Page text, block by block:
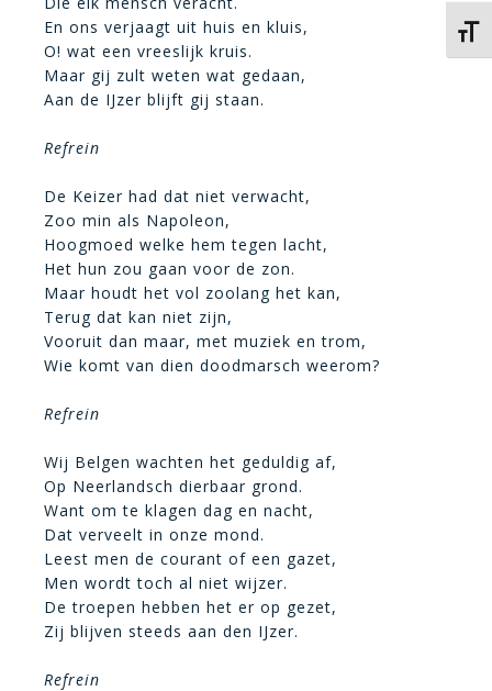
En ons verjaagt uit huis en kluis,
O! wat een vreeslijk kruis.
Maar gij zult weten wat gedaan,
Aan de IJzer blijft gij staan.
Refrein
De Keizer had dat niet verwacht,
Zoo min als Napoleon,
Hoogmoed welke hem tegen lacht,
Het hun zou gaan voor de zon.
Maar houdt het vol zoolang het kan,
Terug dat kan niet zijn,
Vooruit dan maar, met muziek en trom,
Wie komt van dien doodmarsch weerom?
Refrein
Wij Belgen wachten het geduldig af,
Op Neerlandsch dierbaar grond.
Want om te klagen dag en nacht,
Dat verveelt in onze mond.
Leest men de courant of een gazet,
Men wordt toch al niet wijzer.
De troepen hebben het er op gezet,
Zij blijven steeds aan den IJzer.
Refrein